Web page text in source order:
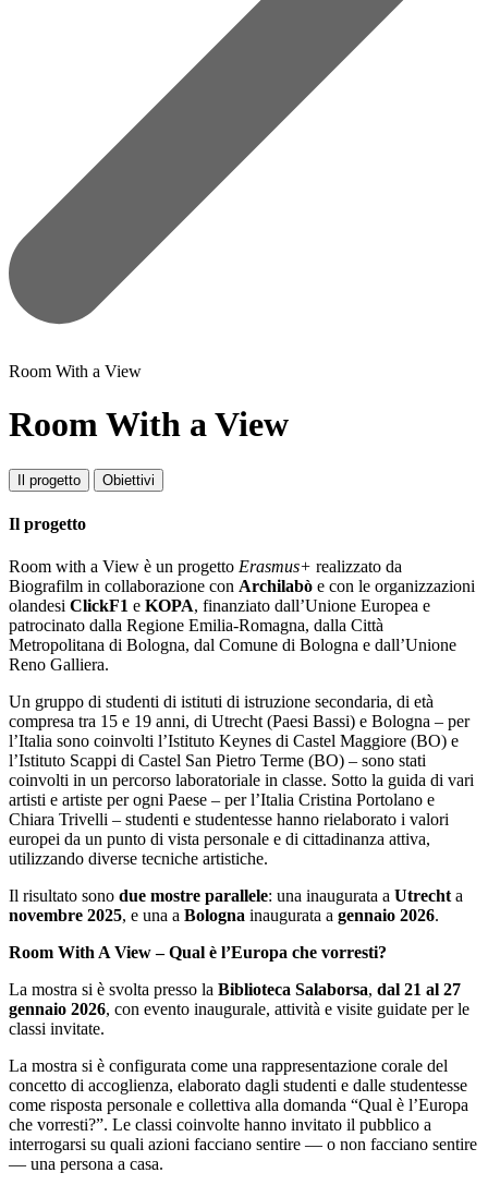
Room With a View
Room With a View
Il progetto Obiettivi
Il progetto
Room with a View è un progetto Erasmus+ realizzato da
Biografilm in collaborazione con Archilabò e con le organizzazioni
olandesi ClickF1 e KOPA, finanziato dall’Unione Europea e
patrocinato dalla Regione Emilia-Romagna, dalla Città
Metropolitana di Bologna, dal Comune di Bologna e dall’Unione
Reno Galliera.
Un gruppo di studenti di istituti di istruzione secondaria, di età
compresa tra 15 e 19 anni, di Utrecht (Paesi Bassi) e Bologna – per
l’Italia sono coinvolti l’Istituto Keynes di Castel Maggiore (BO) e
l’Istituto Scappi di Castel San Pietro Terme (BO) – sono stati
coinvolti in un percorso laboratoriale in classe. Sotto la guida di vari
artisti e artiste per ogni Paese – per l’Italia Cristina Portolano e
Chiara Trivelli – studenti e studentesse hanno rielaborato i valori
europei da un punto di vista personale e di cittadinanza attiva,
utilizzando diverse tecniche artistiche.
Il risultato sono due mostre parallele: una inaugurata a Utrecht a
novembre 2025, e una a Bologna inaugurata a gennaio 2026.
Room With A View – Qual è l’Europa che vorresti?
La mostra si è svolta presso la Biblioteca Salaborsa, dal 21 al 27
gennaio 2026, con evento inaugurale, attività e visite guidate per le
classi invitate.
La mostra si è configurata come una rappresentazione corale del
concetto di accoglienza, elaborato dagli studenti e dalle studentesse
come risposta personale e collettiva alla domanda “Qual è l’Europa
che vorresti?”. Le classi coinvolte hanno invitato il pubblico a
interrogarsi su quali azioni facciano sentire — o non facciano sentire
— una persona a casa.